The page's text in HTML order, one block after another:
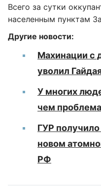
Всего за сутки
населенным пунктам
Другие новости:
Махинации с
уволил
У многих
чем
ГУР
новом
РФ